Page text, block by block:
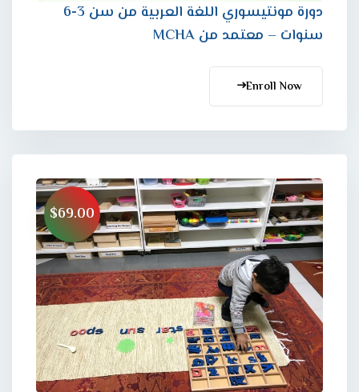
دورة مونتيسوري اللغة العربية من سن 3-6
سنوات – معتمد من MCHA
Enroll Now
$69.00